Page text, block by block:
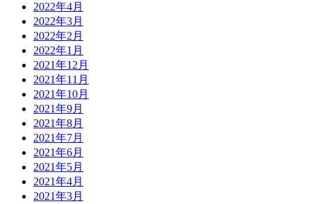
2022年4月
2022年3月
2022年2月
2022年1月
2021年12月
2021年11月
2021年10月
2021年9月
2021年8月
2021年7月
2021年6月
2021年5月
2021年4月
2021年3月